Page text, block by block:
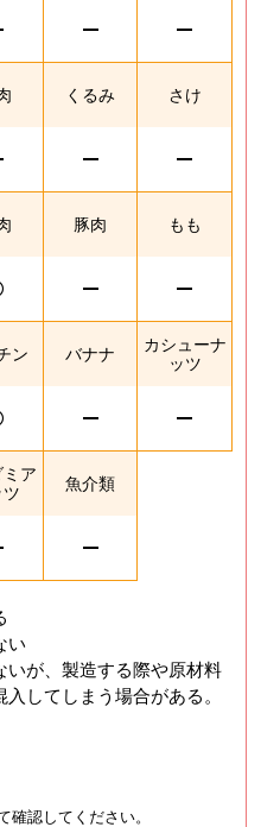
くるみ さけ
豚肉 もも
ン バナナ
カシューナ
ッツ
ア
魚介類
い
いが、製造する際や原材料
してしまう場合がある。
確認してください。